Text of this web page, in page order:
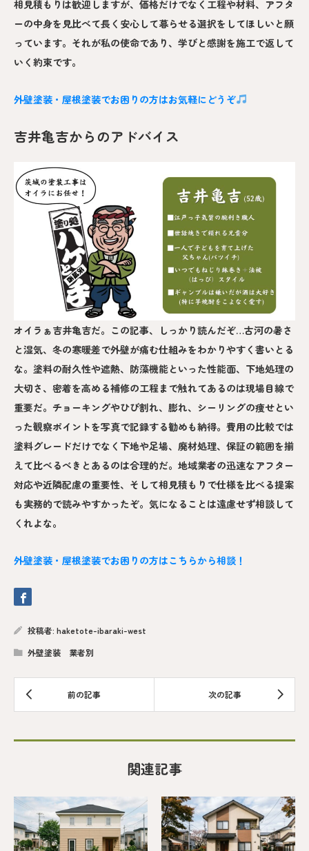
相見積もりは歓迎しますが、価格だけでなく工程や材料、アフタ
ーの中身を見比べて長く安心して暮らせる選択をしてほしいと願
っています。それが私の使命であり、学びと感謝を施工で返して
いく約束です。
外壁塗装・屋根塗装でお困りの方はお気軽にどうぞ
吉井亀吉からのアドバイス
オイラぁ吉井亀吉だ。この記事、しっかり読んだぞ…古河の暑さ
と湿気、冬の寒暖差で外壁が痛む仕組みをわかりやすく書いとる
な。塗料の耐久性や遮熱、防藻機能といった性能面、下地処理の
大切さ、密着を高める補修の工程まで触れてあるのは現場目線で
重要だ。チョーキングやひび割れ、膨れ、シーリングの痩せとい
った観察ポイントを写真で記録する勧めも納得。費用の比較では
塗料グレードだけでなく下地や足場、廃材処理、保証の範囲を揃
えて比べるべきとあるのは合理的だ。地域業者の迅速なアフター
対応や近隣配慮の重要性、そして相見積もりで仕様を比べる提案
も実務的で読みやすかったぞ。気になることは遠慮せず相談して
くれよな。
外壁塗装・屋根塗装でお困りの方はこちらから相談！
投稿者: haketote-ibaraki-west
外壁塗装 業者別
関連記事